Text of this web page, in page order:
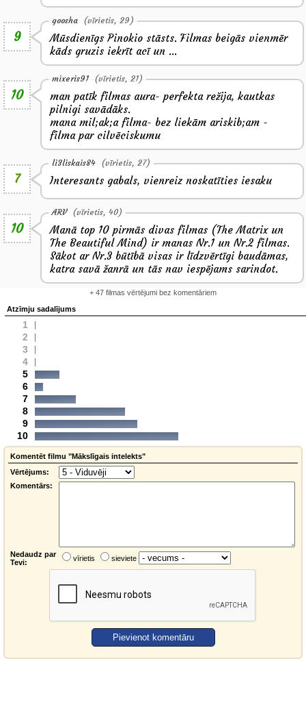
9
goosha (vīrietis, 29)
Mūsdienīgs Pinokio stāsts. Filmas beigās vienmēr
kāds gruzis iekrīt acī un ...
10
mixeris91 (vīrietis, 21)
man patīk filmas aura- perfekta režija, kautkas
pilnigi savādāks.
mana mil;ak;a filma- bez liekām ariskib;am -
filma par cilvēciskumu
7
li3liskais84 (vīrietis, 27)
Interesants gabals, vienreiz noskatīties iesaku
10
ARV (vīrietis, 40)
Manā top 10 pirmās divas filmas (The Matrix un
The Beautiful Mind) ir manas Nr.1 un Nr.2 filmas.
Sākot ar Nr.3 būtībā visas ir līdzvērtīgi baudāmas,
katra savā žanrā un tās nav iespējams sarindot.
+ 47 filmas vērtējumi bez komentāriem
Atzīmju sadalījums
1
2
3
4
5
6
7
8
9
10
Komentēt filmu "Mākslīgais intelekts"
Vērtējums:
Komentārs:
Nedaudz par
Tevi:
vīrietis sieviete